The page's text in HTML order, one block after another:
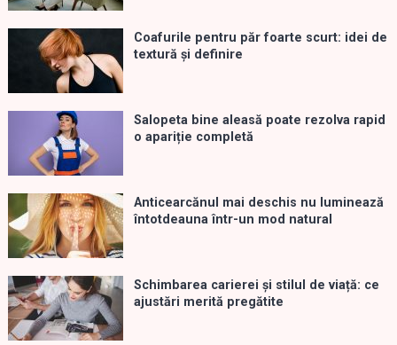
Coafurile pentru păr foarte scurt: idei de
textură și definire
Salopeta bine aleasă poate rezolva rapid
o apariție completă
Anticearcănul mai deschis nu luminează
întotdeauna într-un mod natural
Schimbarea carierei și stilul de viață: ce
ajustări merită pregătite